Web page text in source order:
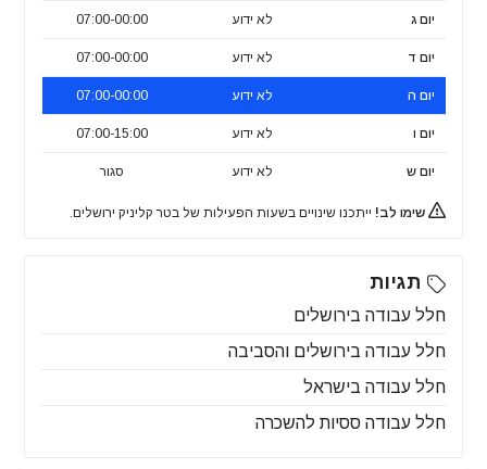
יום ג לא ידוע 07:00-00:00
יום ד לא ידוע 07:00-00:00
יום ה לא ידוע 07:00-00:00
יום ו לא ידוע 07:00-15:00
יום ש לא ידוע סגור
שימו לב! ייתכנו שינויים בשעות הפעילות של בטר קליניק ירושלים.
תגיות
חלל עבודה בירושלים
חלל עבודה בירושלים והסביבה
חלל עבודה בישראל
חלל עבודה ססיות להשכרה